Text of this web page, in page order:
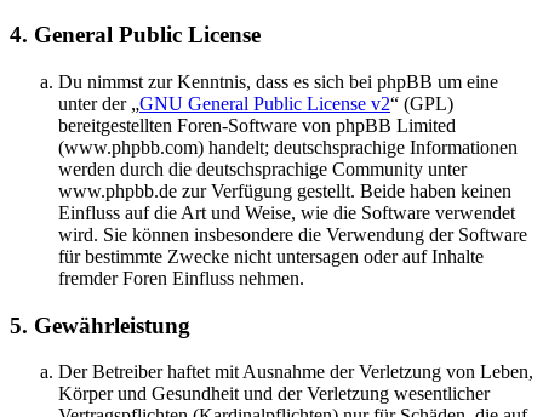
4. General Public License
Du nimmst zur Kenntnis, dass es sich bei phpBB um eine
unter der „GNU General Public License v2“ (GPL)
bereitgestellten Foren-Software von phpBB Limited
(www.phpbb.com) handelt; deutschsprachige Informationen
werden durch die deutschsprachige Community unter
www.phpbb.de zur Verfügung gestellt. Beide haben keinen
Einfluss auf die Art und Weise, wie die Software verwendet
wird. Sie können insbesondere die Verwendung der Software
für bestimmte Zwecke nicht untersagen oder auf Inhalte
fremder Foren Einfluss nehmen.
5. Gewährleistung
Der Betreiber haftet mit Ausnahme der Verletzung von Leben,
Körper und Gesundheit und der Verletzung wesentlicher